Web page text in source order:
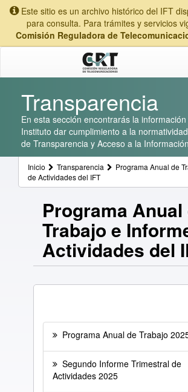
Este sitio es un archivo histórico del IFT
para consulta. Para trámites y servicios
Comisión Reguladora de
Transparencia
En esta sección encontrarás la
Instituto dar cumplimiento a la
de Transparencia y Acceso a la Información
Inicio Transparencia
Programa Anual de
de Actividades del IFT
Programa Anual
Trabajo e
Actividades del
Programa Anual de Trabajo
Segundo Informe Trimestral de
Actividades 2025